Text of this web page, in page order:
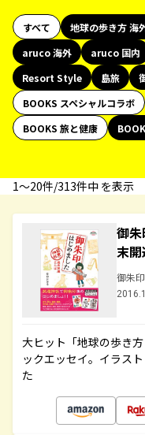
すべて 地球の歩き方 海
aruco 海外
aruco 国内
Resort Style
島旅
BOOKS スペシャルコラボ
BOOKS 旅と健康
1〜20件/313件中 を表示
御
末
御朱印
大ヒット「地球の歩き
ックエッセイ。イラス
た